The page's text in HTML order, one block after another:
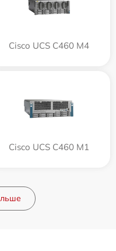
Cisco UCS C460 M4
Cisco UCS C460 M1